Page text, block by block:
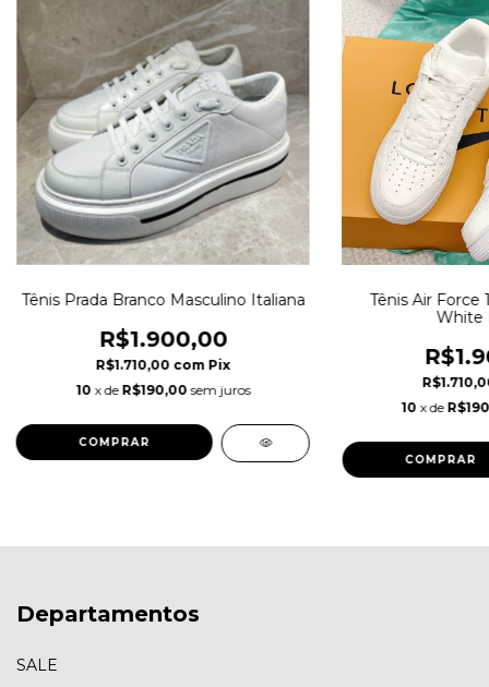
Tênis Prada Branco Masculino Italiana
R$1.900,00
R$1.710,00 com Pix
10 x de R$190,00 sem juros
COMPRAR
Tênis Air Force
White
10 x de
COMPRAR
Departamentos
SALE